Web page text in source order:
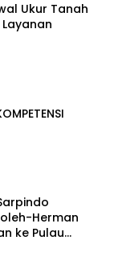
Ukur Tanah
Herman
ke Pulau